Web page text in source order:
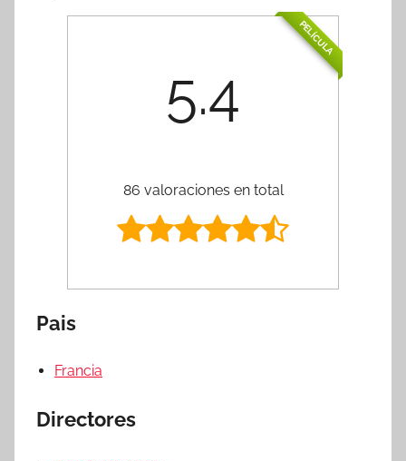
PELÍCULA
5.4
86 valoraciones en total
Pais
Francia
Directores